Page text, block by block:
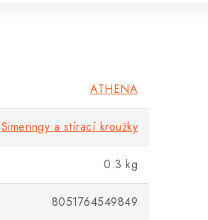
ATHENA
Simeringy a stírací kroužky
0.3 kg
8051764549849